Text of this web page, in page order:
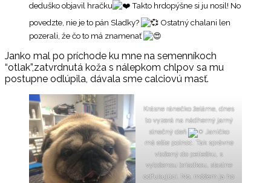
deduško objavil hračku
Takto hrdopýšne si ju nosil! No
povedzte, nie je to pán Sladky?
Ostatný chalani len
pozerali, že čo to má znamenať
Janko mal po príchode ku mne na semenníkoch
“otlak”,zatvrdnutá koža s nálepkom chlpov sa mu
postupne odlúpila, dávala sme calciovú masť.
Krásne ránečko želáme, dnes
to vyzerá na nádherný jarný
slnečný deň
Janíčko
má ešte polnoc. Tak správne
vložený do peliešku, s
vyloženou briadkou, slastne
odfukujúci. No, môžem ja ho